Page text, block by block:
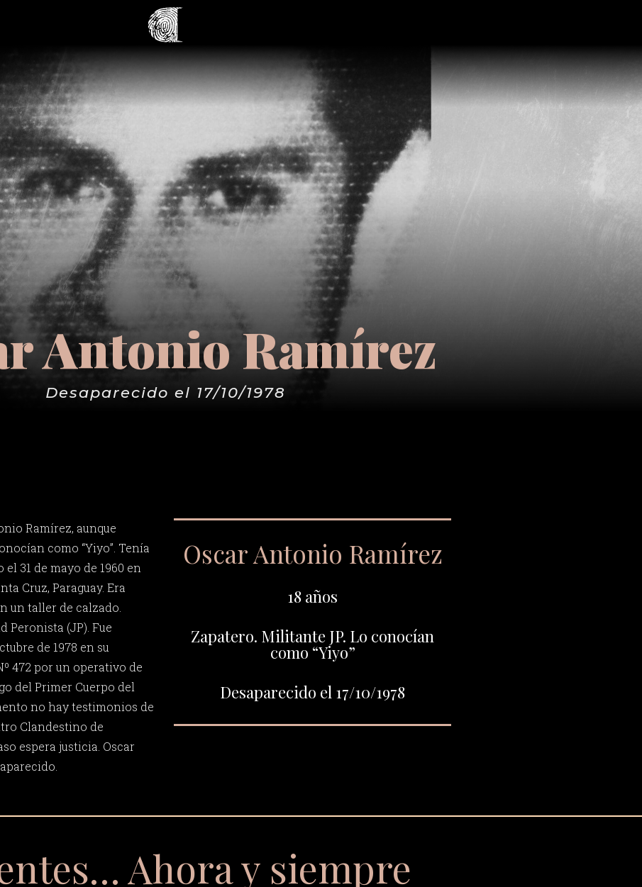
Antonio Ramírez
Desaparecido el 17/10/1978
Ramírez, aunque
como “Yiyo”. Tenía
31 de mayo de 1960 en
Cruz, Paraguay. Era
un taller de calzado.
Peronista (JP). Fue
de 1978 en su
472 por un operativo de
del Primer Cuerpo del
no hay testimonios de
Clandestino de
espera justicia. Oscar
Oscar Antonio Ramírez
18 años
Zapatero. Militante JP. Lo conocían
como “Yiyo”
Desaparecido el 17/10/1978
Ahora y siempre